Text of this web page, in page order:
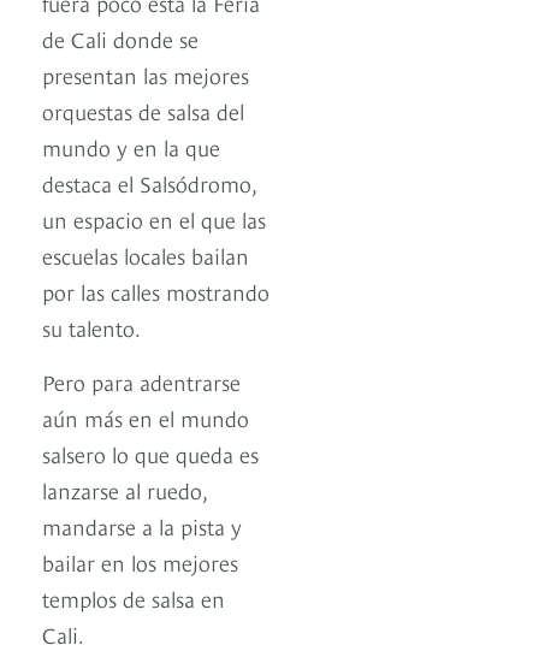
de Cali donde se
presentan las mejores
orquestas de salsa del
mundo y en la que
destaca el Salsódromo,
un espacio en el que las
escuelas locales bailan
por las calles mostrando
su talento.
Pero para adentrarse
aún más en el mundo
salsero lo que queda es
lanzarse al ruedo,
mandarse a la pista y
bailar en los mejores
templos de salsa en
Cali.